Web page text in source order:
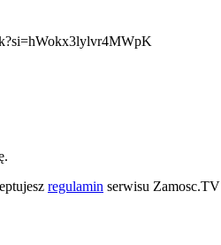
regulamin serwisu Zamosc.TV